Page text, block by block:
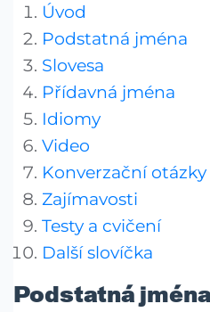
Úvod
Podstatná jména
Slovesa
Přídavná jména
Idiomy
Video
Konverzační otázky
Zajímavosti
Testy a cvičení
Další slovíčka
Podstatná jména